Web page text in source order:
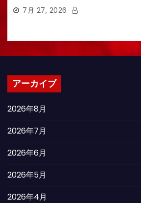
7月 27, 2026
アーカイブ
2026年8月
2026年7月
2026年6月
2026年5月
2026年4月